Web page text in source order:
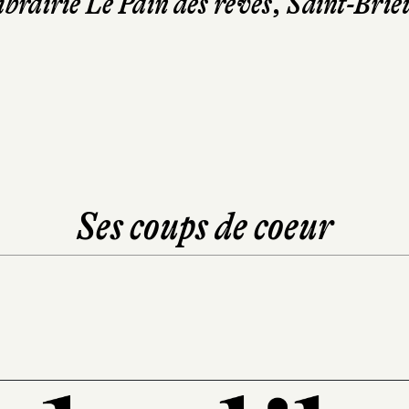
Ses coups de coeur